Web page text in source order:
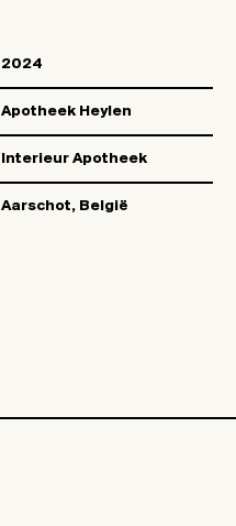
2024
Apotheek Heylen
Interieur Apotheek
Aarschot, België